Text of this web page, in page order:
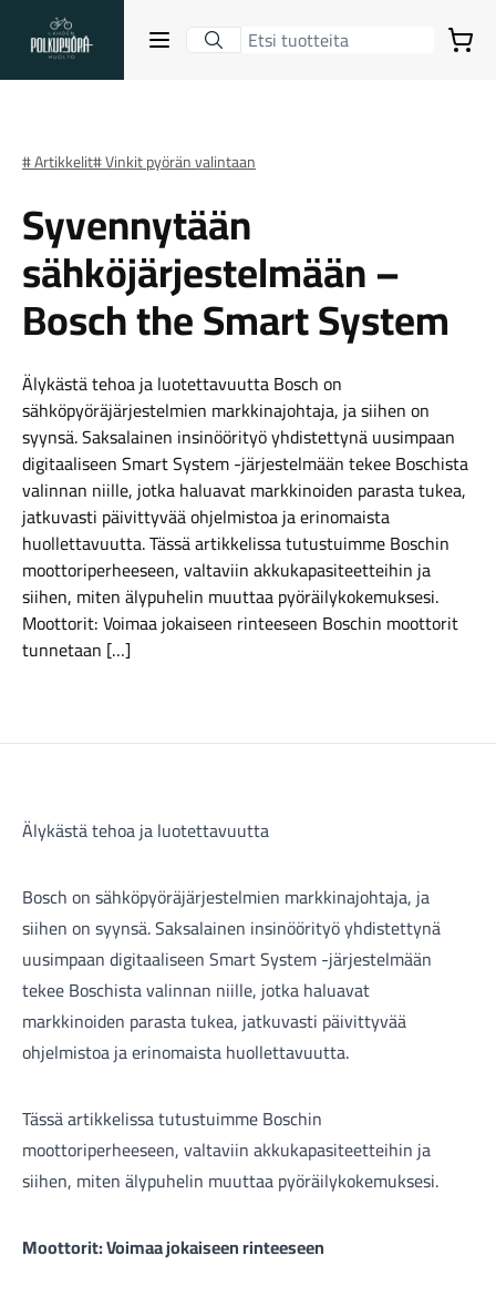
Lahden Polkupyörähuolto - etusivulle
Avaa sulje valikko
Suositut osastot
Gravel-pyörät
Kaupunkisähköpyörät
Tarvikkeet
Ostoskori
# Artikkelit# Vinkit pyörän valintaan
Syvennytään
sähköjärjestelmään –
Bosch the Smart System
Älykästä tehoa ja luotettavuutta Bosch on
sähköpyöräjärjestelmien markkinajohtaja, ja siihen on
syynsä. Saksalainen insinöörityö yhdistettynä uusimpaan
digitaaliseen Smart System -järjestelmään tekee Boschista
valinnan niille, jotka haluavat markkinoiden parasta tukea,
jatkuvasti päivittyvää ohjelmistoa ja erinomaista
huollettavuutta. Tässä artikkelissa tutustuimme Boschin
moottoriperheeseen, valtaviin akkukapasiteetteihin ja
siihen, miten älypuhelin muuttaa pyöräilykokemuksesi.
Moottorit: Voimaa jokaiseen rinteeseen Boschin moottorit
tunnetaan […]
Älykästä tehoa ja luotettavuutta
Boschon sähköpyöräjärjestelmien markkinajohtaja, ja
siihen on syynsä. Saksalainen insinöörityö yhdistettynä
uusimpaan digitaaliseen Smart System -järjestelmään
tekee Boschista valinnan niille, jotka haluavat
markkinoiden parasta tukea, jatkuvasti päivittyvää
ohjelmistoa ja erinomaista huollettavuutta.
Tässä artikkelissa tutustuimme Boschin
moottoriperheeseen, valtaviin akkukapasiteetteihin ja
siihen, miten älypuhelin muuttaa pyöräilykokemuksesi.
Moottorit: Voimaa jokaiseen rinteeseen